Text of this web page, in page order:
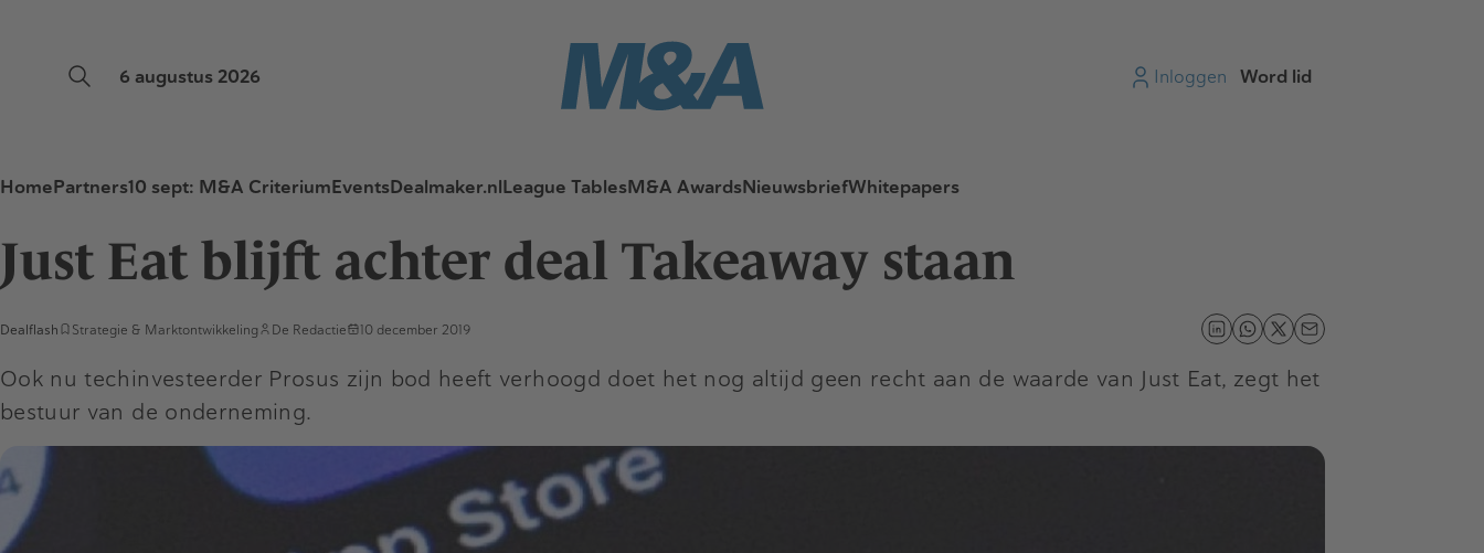
6 augustus 2026 Inloggen Word lid
HomePartners10 sept: M&A CriteriumEventsDealmaker.nlLeague TablesM&A AwardsNieuwsbriefWhitepapers
Just Eat blijft achter deal Takeaway staan
Dealflash Strategie & Marktontwikkeling De Redactie 10 december 2019
Ook nu techinvesteerder Prosus zijn bod heeft verhoogd doet het nog altijd geen recht aan de waarde van Just Eat, zegt het
bestuur van de onderneming.